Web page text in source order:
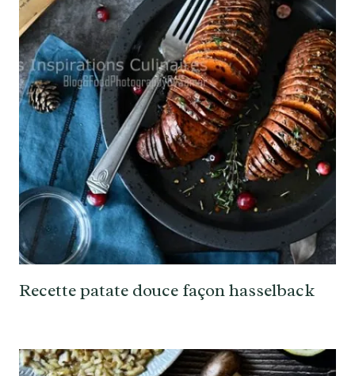
Recette patate douce façon hasselback